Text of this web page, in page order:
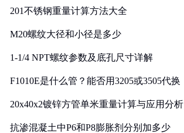
201不锈钢重量计算方法大全
M20螺纹大径和小径是多少
1-1/4 NPT螺纹参数及底孔尺寸详解
F1010E是什么管？能否用3205或3505代换
20x40x2镀锌方管单米重量计算与应用分析
抗渗混凝土中P6和P8膨胀剂分别加多少